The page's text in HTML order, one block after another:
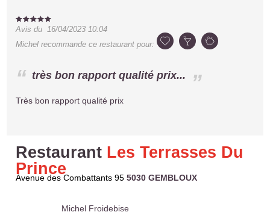
Avis du16/04/2023 10:04
Michel recommande ce restaurant pour:
très bon rapport qualité prix...
Très bon rapport qualité prix
Restaurant Les Terrasses Du
Prince
Avenue des Combattants 955030 GEMBLOUX
Michel Froidebise